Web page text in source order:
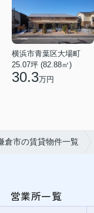
横浜市青葉区大場町
25.07坪 (82.88㎡)
30.3万円
倉市の賃貸物件一覧
営業所一覧